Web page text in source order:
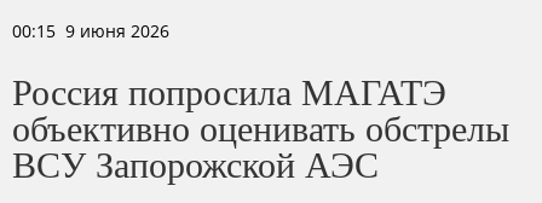
00:15 9 июня 2026
Россия попросила МАГАТЭ
объективно оценивать обстрелы
ВСУ Запорожской АЭС